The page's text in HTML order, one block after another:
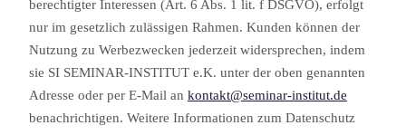
berechtigter Interessen (Art. 6 Abs. 1 lit. f DSGVO), erfolgt
nur im gesetzlich zulässigen Rahmen. Kunden können der
Nutzung zu Werbezwecken jederzeit widersprechen, indem
sie SI SEMINAR-INSTITUT e.K. unter der oben genannten
Adresse oder per E-Mail an kontakt@seminar-institut.de
benachrichtigen. Weitere Information­en zum Datenschutz